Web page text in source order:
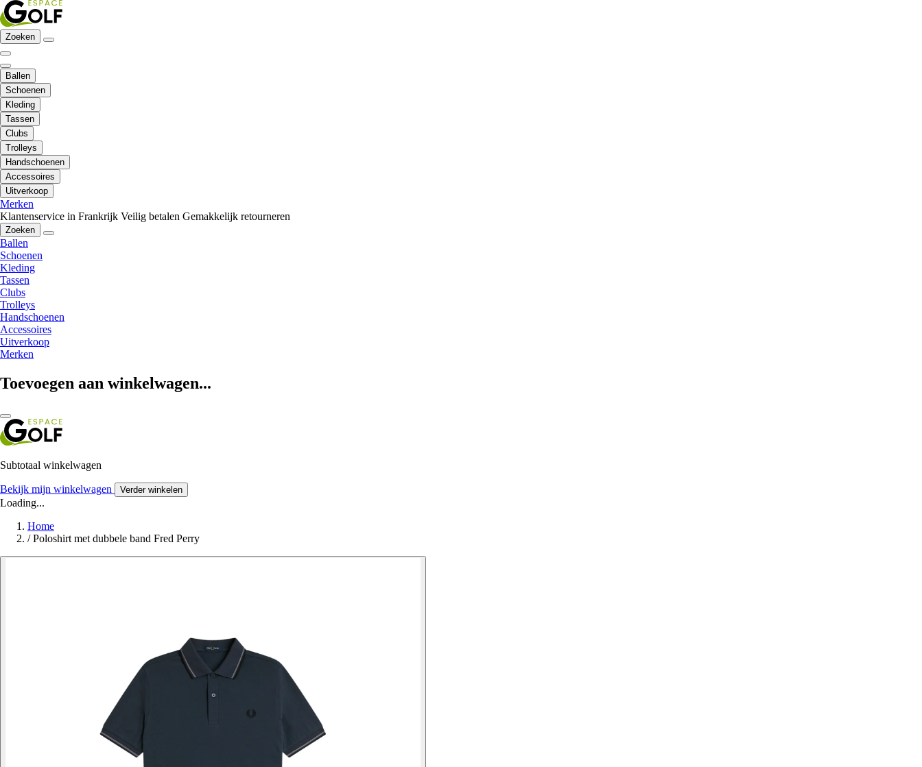
Zoeken
Ballen
Schoenen
Kleding
Tassen
Clubs
Trolleys
Handschoenen
Accessoires
Uitverkoop
Merken
Klantenservice in Frankrijk Veilig betalen Gemakkelijk retourneren
Zoeken
Ballen
Schoenen
Kleding
Tassen
Clubs
Trolleys
Handschoenen
Accessoires
Uitverkoop
Merken
Toevoegen aan winkelwagen...
Subtotaal winkelwagen
Bekijk mijn winkelwagen Verder winkelen
Loading...
Home
/ Poloshirt met dubbele band Fred Perry